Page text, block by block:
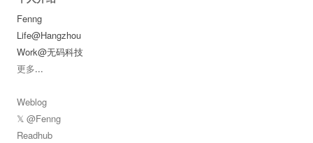
Fenng
Life@Hangzhou
Work@无码科技
更多...
Weblog
𝕏 @Fenng
Readhub